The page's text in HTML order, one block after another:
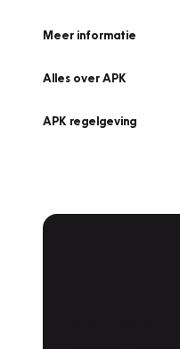
Meer informatie
Alles over APK
APK regelgeving